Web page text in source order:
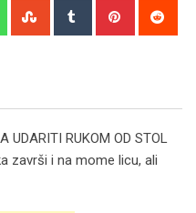
WhatsappStumbleUpon
Tumblr Pinterest
RUKOM OD STOL
završi i na mome licu, ali